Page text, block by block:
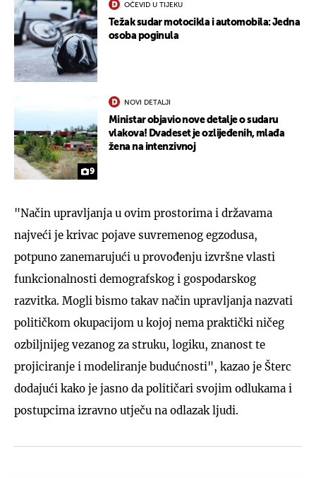
OČEVID U TIJEKU
Težak sudar motocikla i automobila: Jedna
osoba poginula
9
NOVI DETALJI
Ministar objavio nove detalje o sudaru
vlakova! Dvadeset je ozlijeđenih, mlađa
žena na intenzivnoj
"Način upravljanja u ovim prostorima i državama
najveći je krivac pojave suvremenog egzodusa,
potpuno zanemarujući u provođenju izvršne vlasti
funkcionalnosti demografskog i gospodarskog
razvitka. Mogli bismo takav način upravljanja nazvati
političkom okupacijom u kojoj nema praktički ničeg
ozbiljnijeg vezanog za struku, logiku, znanost te
projiciranje i modeliranje budućnosti", kazao je Šterc
dodajući kako je jasno da političari svojim odlukama i
postupcima izravno utječu na odlazak ljudi.